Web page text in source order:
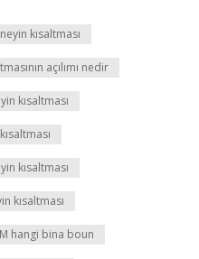
neyin kısaltması
açılımı nedir
kısaltması
kısaltması
kısaltması
M hangi bina boun